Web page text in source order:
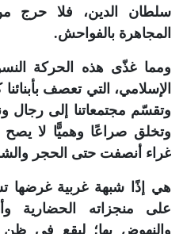
سلطان الدين، فلا حرج
المجاهرة بالفواحش.
ومما غذّى هذه الحركة
الإسلامي، التي تعصف
وتقسّم مجتمعاتنا إلى رجال
وتخلق صراعًا وهميًّا لا
غراء أنصفت حتى الحجر
هي إذًا شبهة غربية غرضها
على منجزاته الحضارية
والنهوض بها؛ ليقع في